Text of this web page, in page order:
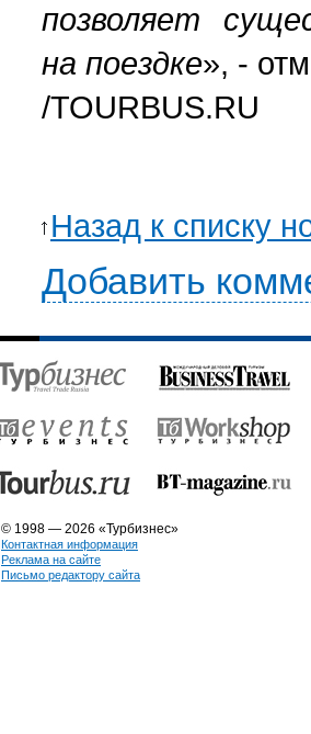
позволяет
на поездке», -
/TOURBUS.RU
Назад к списку
Добавить
© 1998 — 2026 «Турбизнес»
Контактная информация
Реклама на сайте
Письмо редактору сайта